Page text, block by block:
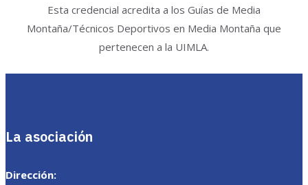
Esta credencial acredita a los Guías de Media
Montaña/Técnicos Deportivos en Media Montaña que
pertenecen a la UIMLA.
La asociación
Dirección: